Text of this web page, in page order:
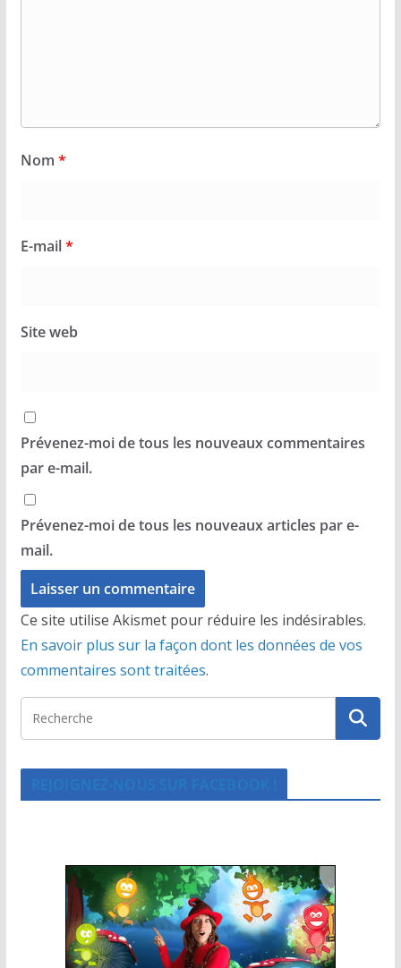
Nom *
E-mail*
Site web
Prévenez-moi de tous les nouveaux commentaires
par e-mail.
Prévenez-moi de tous les nouveaux articles par e-
mail.
Ce site utilise Akismet pour réduire les indésirables.
En savoir plus sur la façon dont les données de vos
commentaires sont traitées.
REJOIGNEZ-NOUS SUR FACEBOOK !